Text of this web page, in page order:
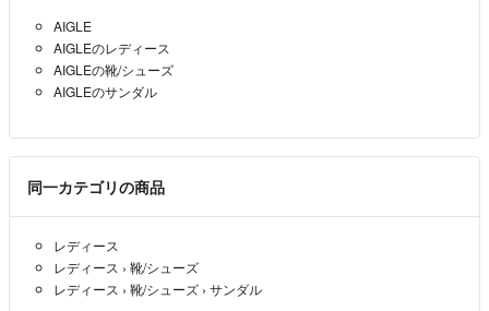
AIGLE
AIGLEのレディース
AIGLEの靴/シューズ
AIGLEのサンダル
同一カテゴリの商品
レディース
レディース › 靴/シューズ
レディース › 靴/シューズ › サンダル